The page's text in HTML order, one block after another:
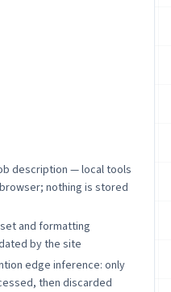
description — local tools
nothing is stored
and formatting
by the site
edge inference: only
then discarded